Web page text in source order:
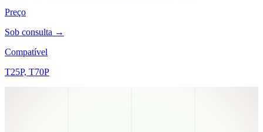
Preço
Sob consulta →
Compatível
T25P, T70P